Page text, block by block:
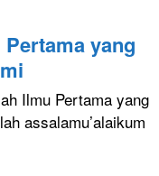
yang
Ilmu Pertama yang
assalamu’alaikum